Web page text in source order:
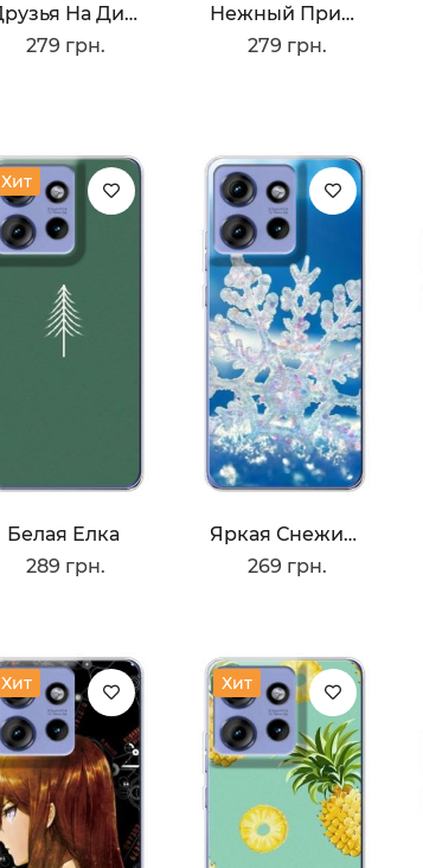
Друзья На Диване
279 грн.
Нежный Принт
279 грн.
Хит
Белая Елка
289 грн.
Яркая Снежинка
269 грн.
Хит Хит